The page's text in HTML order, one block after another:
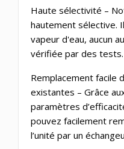
Haute sélectivité –
hautement sélective.
vapeur d'eau, aucun
vérifiée par des tests.
Remplacement facile
existantes – Grâce
paramètres
pouvez facilement
l’unité par un